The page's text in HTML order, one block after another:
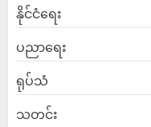
နိုင်ငံရေး
ပညာရေး
ရုပ်သံ
သတင်း